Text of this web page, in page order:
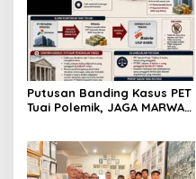
Putusan Banding Kasus PET
Tuai Polemik, JAGA MARWAH